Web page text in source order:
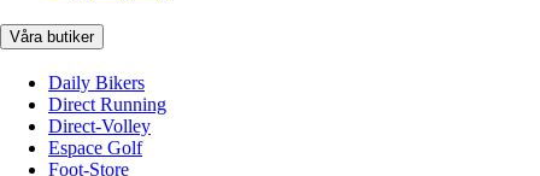
Våra butiker
Daily Bikers
Direct Running
Direct-Volley
Espace Golf
Foot-Store